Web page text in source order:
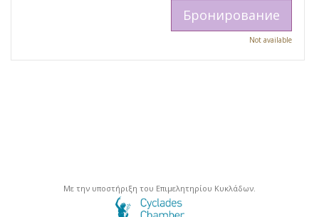
Бронирование
Not available
Με την υποστήριξη του Επιμελητηρίου Κυκλάδων.